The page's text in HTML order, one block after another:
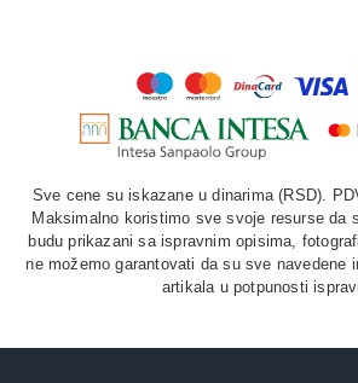
Sve cene su iskazane u dinarima (RSD).
Maksimalno koristimo sve svoje resurse da
budu prikazani sa ispravnim opisima,
ne možemo garantovati da su sve navedene
artikala u potpunosti